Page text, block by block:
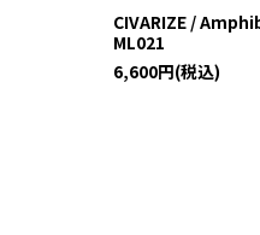
CIVARIZE /
ML021
6,600円(税込)